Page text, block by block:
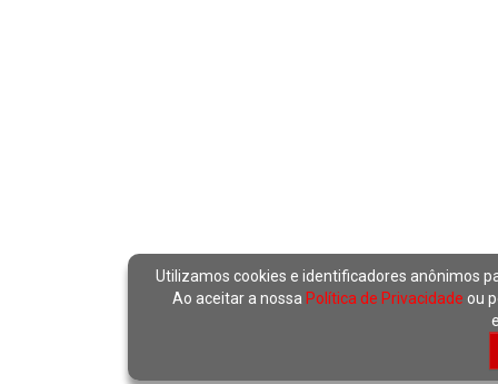
Utilizamos cookies e identificadores anônimos
Ao aceitar a nossa Política de Privacidade ou